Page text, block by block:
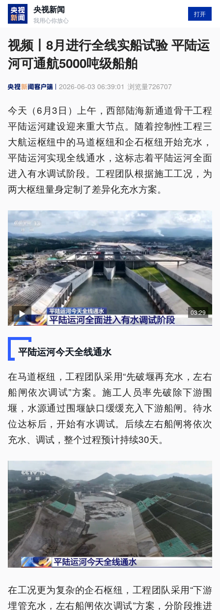
央视新闻
我用心你放心
打开
视频丨8月进行全线实船试验 平陆运
河可通航5000吨级船舶
2026-06-03 06:39:01 浏览量726707
今天（6月3日）上午，西部陆海新通道骨干工程
平陆运河建设迎来重大节点。随着控制性工程三
大航运枢纽中的马道枢纽和企石枢纽开始充水，
平陆运河实现全线通水，这标志着平陆运河全面
进入有水调试阶段。工程团队根据施工工况，为
两大枢纽量身定制了差异化充水方案。
03:29
平陆运河今天全线通水
在马道枢纽，工程团队采用“先破堰再充水，左右
船闸依次调试”方案。施工人员率先破除下游围
堰，水源通过围堰缺口缓缓充入下游船闸。待水
位达标后，开始有水调试。后续左右船闸将依次
充水、调试，整个过程预计持续30天。
在工况更为复杂的企石枢纽，工程团队采用“下游
埋管充水，左右船闸依次调试”方案，分阶段推进